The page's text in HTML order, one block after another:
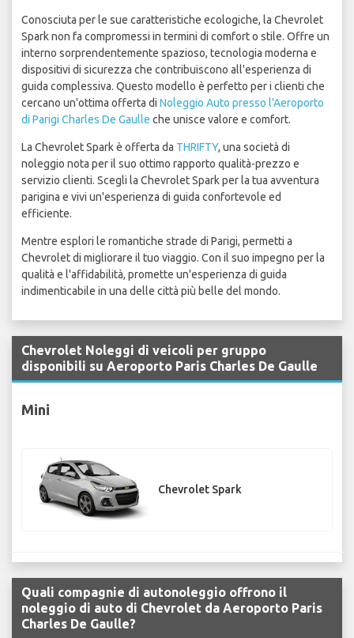
Conosciuta per le sue caratteristiche ecologiche, la Chevrolet
Spark non fa compromessi in termini di comfort o stile. Offre un
interno sorprendentemente spazioso, tecnologia moderna e
dispositivi di sicurezza che contribuiscono all'esperienza di
guida complessiva. Questo modello è perfetto per i clienti che
cercano un'ottima offerta di Noleggio Auto presso l'Aeroporto
di Parigi Charles De Gaulle che unisce valore e comfort.
La Chevrolet Spark è offerta da THRIFTY, una società di
noleggio nota per il suo ottimo rapporto qualità-prezzo e
servizio clienti. Scegli la Chevrolet Spark per la tua avventura
parigina e vivi un'esperienza di guida confortevole ed
efficiente.
Mentre esplori le romantiche strade di Parigi, permetti a
Chevrolet di migliorare il tuo viaggio. Con il suo impegno per la
qualità e l'affidabilità, promette un'esperienza di guida
indimenticabile in una delle città più belle del mondo.
Chevrolet Noleggi di veicoli per gruppo
disponibili su Aeroporto Paris Charles De Gaulle
Mini
Chevrolet Spark
Quali compagnie di autonoleggio offrono il
noleggio di auto di Chevrolet da Aeroporto Paris
Charles De Gaulle?